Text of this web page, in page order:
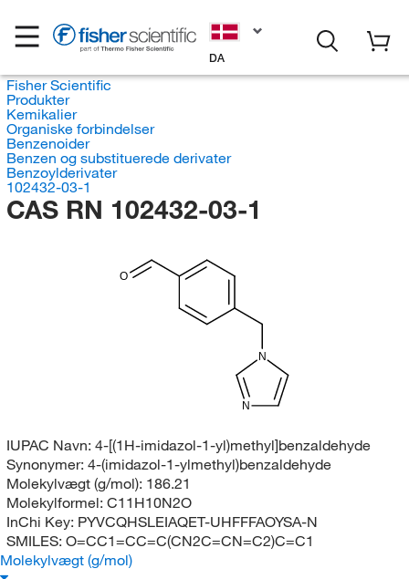
DA
Fisher Scientific
Produkter
Kemikalier
Organiske forbindelser
Benzenoider
Benzen og substituerede derivater
Benzoylderivater
102432-03-1
CAS RN 102432-03-1
N
N
O
IUPAC Navn: 4-[(1H-imidazol-1-yl)methyl]benzaldehyde
Synonymer: 4-(imidazol-1-ylmethyl)benzaldehyde
Molekylvægt (g/mol): 186.21
Molekylformel: C11H10N2O
InChi Key: PYVCQHSLEIAQET-UHFFFAOYSA-N
SMILES: O=CC1=CC=C(CN2C=CN=C2)C=C1
Molekylvægt (g/mol)